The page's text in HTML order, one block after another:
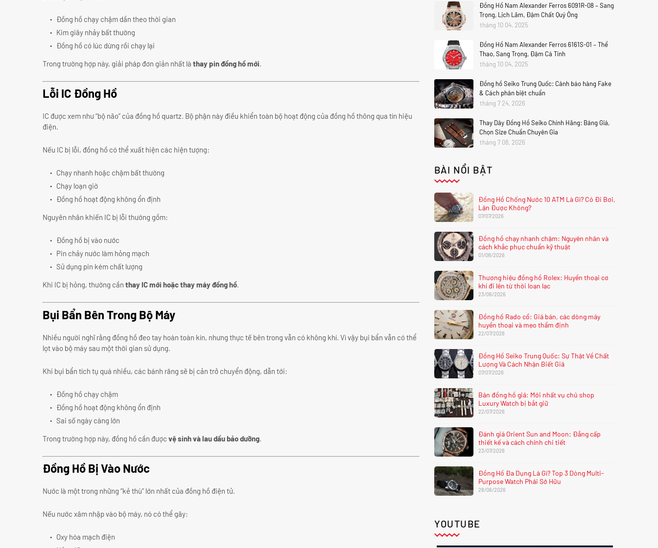
Đồng hồ chạy chậm dần theo thời gian
Kim giây nhảy bất thường
Đồng hồ có lúc dừng rồi chạy lại
Trong trường hợp này, giải pháp đơn giản nhất là thay pin đồng hồ mới
Lỗi IC Đồng Hồ
IC được xem như “bộ não” của đồng hồ quartz. Bộ phận này điều khiển toàn bộ hoạt động của đồng hồ thông qua tín hiệu
điện.
Nếu IC bị lỗi, đồng hồ có thể xuất hiện các hiện tượng:
Chạy nhanh hoặc chậm bất thường
Chạy loạn giờ
Đồng hồ hoạt động không ổn định
Nguyên nhân khiến IC bị lỗi thường gồm:
Đồng hồ bị vào nước
Pin chảy nước làm hỏng mạch
Sử dụng pin kém chất lượng
Khi IC bị hỏng, thường cần thay IC mới hoặc thay máy đồng hồ.
Bụi Bẩn Bên Trong Bộ Máy
Nhiều người nghĩ rằng đồng hồ đeo tay hoàn toàn kín, nhưng thực tế bên trong vẫn có không khí. Vì vậy bụi bẩn vẫn có thể
lọt vào bộ máy sau một thời gian sử dụng.
Khi bụi bẩn tích tụ quá nhiều, các bánh răng sẽ bị cản trở chuyển động, dẫn tới:
Đồng hồ chạy chậm
Đồng hồ hoạt động không ổn định
Sai số ngày càng lớn
Trong trường hợp này, đồng hồ cần được vệ sinh và lau dầu bảo dưỡng
Đồng Hồ Bị Vào Nước
Nước là một trong những “kẻ thù” lớn nhất của đồng hồ điện tử.
Nếu nước xâm nhập vào bộ máy, nó có thể gây:
Oxy hóa mạch điện
Đồng Hồ Nam Alexander Ferros 6091R-08 – Sang
Trọng, Lịch Lãm, Đậm Chất Quý Ông
tháng 10 04, 2025
Đồng Hồ Nam Alexander Ferros 6161S-01 – Thể
Thao, Sang Trọng, Đậm Cá Tính
tháng 10 04, 2025
Đồng hồ Seiko Trung Quốc: Cảnh báo hàng Fake
& Cách phân biệt chuẩn
tháng 7 24, 2026
Thay Dây Đồng Hồ Seiko Chính Hãng: Bảng Giá,
Chọn Size Chuẩn Chuyên Gia
tháng 7 08, 2026
BÀI NỔI BẬT
Đồng Hồ Chống Nước 10 ATM Là Gì? Có Đi Bơi,
Lặn Được Không?
07/07/2026
Đồng hồ chạy nhanh chậm: Nguyên nhân và
cách khắc phục chuẩn kỹ thuật
01/08/2026
Thương hiệu đồng hồ Rolex: Huyền thoại cơ
khí đi lên từ thời loạn lạc
23/06/2026
Đồng hồ Rado cổ: Giá bán, các dòng máy
huyền thoại và mẹo thẩm định
22/07/2026
Đồng Hồ Seiko Trung Quốc: Sự Thật Về Chất
Lượng Và Cách Nhận Biết Giả
07/07/2026
Bán đồng hồ giả: Mới nhất vụ chủ shop
Luxury Watch bị bắt giữ
22/07/2026
Đánh giá Orient Sun and Moon: Đẳng cấp
thiết kế và cách chỉnh chi tiết
23/07/2026
Đồng Hồ Đa Dụng Là Gì? Top 3 Dòng Multi-
Purpose Watch Phải Sở Hữu
28/06/2026
YOUTUBE